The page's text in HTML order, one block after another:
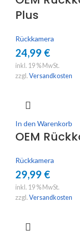
Plus
Rückkamera
24,99 €
inkl. 19 % MwSt.
zzgl. Versandkosten
In den Warenkorb
OEM
Rückkamera
29,99 €
inkl. 19 % MwSt.
zzgl. Versandkosten